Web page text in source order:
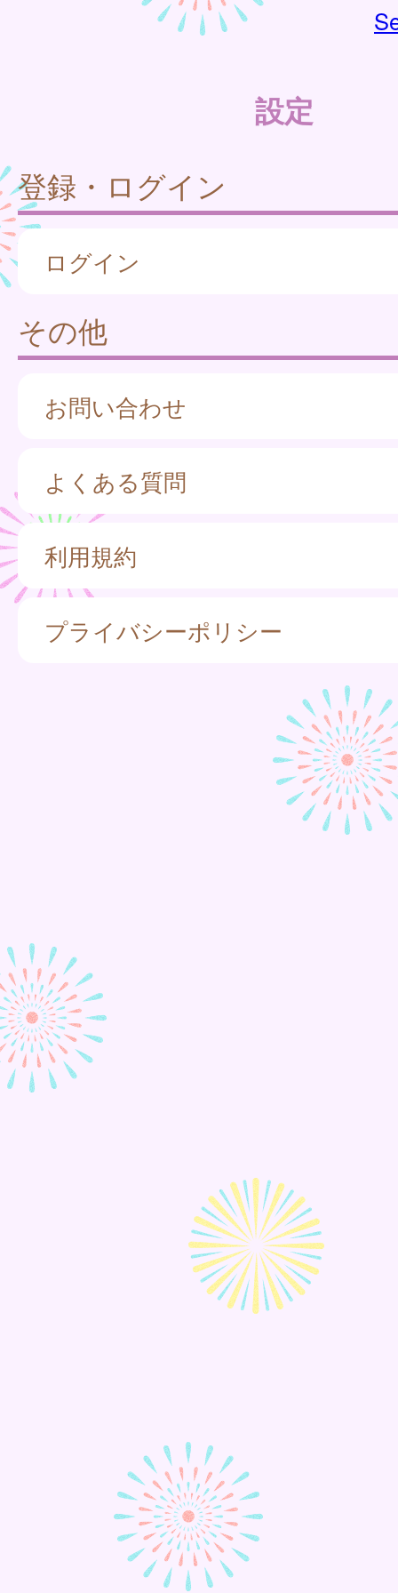
設定
登録・ログイン
ログイン
その他
お問い合わせ
よくある質問
利用規約
プライバシーポリシー